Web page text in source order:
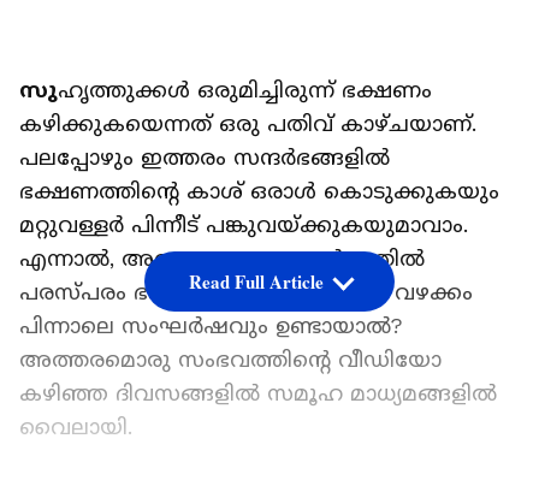
സുഹൃത്തുക്കൾ ഒരുമിച്ചിരുന്ന് ഭക്ഷണം
കഴിക്കുകയെന്നത് ഒരു പതിവ് കാഴ്ചയാണ്.
പലപ്പോഴും ഇത്തരം സന്ദർഭങ്ങളിൽ
ഭക്ഷണത്തിന്‍റെ കാശ് ഒരാൾ കൊടുക്കുകയും
മറ്റുവള്ളർ പിന്നീട് പങ്കുവയ്ക്കുകയുമാവാം.
എന്നാൽ, അത്തരമൊരു സന്ദർഭത്തിൽ
പരസ്പരം ഭക്ഷണ ബില്ലിനെ ചൊല്ലി വഴക്കം
പിന്നാലെ സംഘർഷവും ഉണ്ടായാൽ?
അത്തരമൊരു സംഭവത്തിന്‍റെ വീഡിയോ
കഴിഞ്ഞ ദിവസങ്ങളിൽ സമൂഹ മാധ്യമങ്ങളിൽ
വൈലായി.
Read Full Article